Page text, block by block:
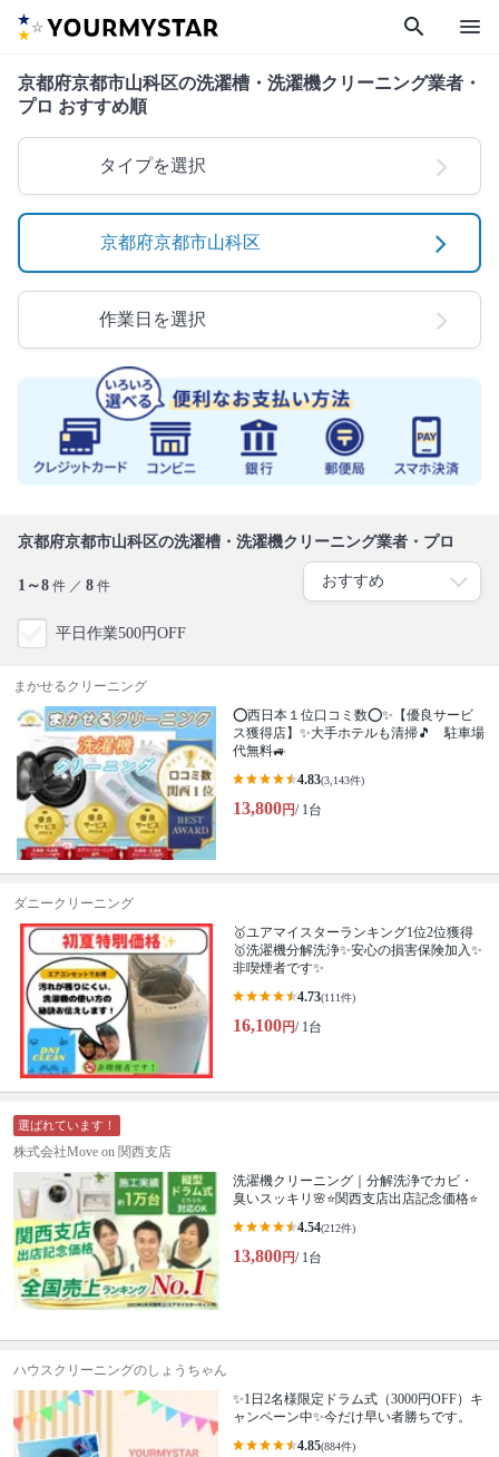
search menu
京都府京都市山科区の洗濯槽・洗濯機クリーニング業者・
プロ おすすめ順
タイプを選択
京都府京都市山科区
作業日を選択
京都府京都市山科区の洗濯槽・洗濯機クリーニング業者・プロ
1～8 件 ／ 8 件
平日作業500円OFF
まかせるクリーニング
⭕西日本１位口コミ数⭕✨【優良サービ
ス獲得店】✨大手ホテルも清掃🎵 駐車場
代無料🚙
4.83(3,143件)
13,800円/ 1台
ダニークリーニング
🥇ユアマイスターランキング1位2位獲得
🥇洗濯機分解洗浄✨安心の損害保険加入✨
非喫煙者です✨
4.73(111件)
16,100円/ 1台
選ばれています！
株式会社Move on 関西支店
洗濯機クリーニング｜分解洗浄でカビ・
臭いスッキリ🌸⭐️関西支店出店記念価格⭐️
4.54(212件)
13,800円/ 1台
ハウスクリーニングのしょうちゃん
✨1日2名様限定ドラム式（3000円OFF）キ
ャンペーン中✨今だけ早い者勝ちです。
4.85(884件)